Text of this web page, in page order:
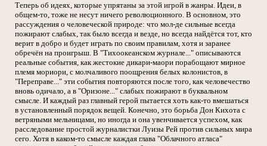
Теперь об идеях, которые упрятаны за этой игрой в жанры. Идеи, в
общем-то, тоже не несут ничего революционного. В основном, это
рассуждения о человеческой природе: что мол-де сильные всегда
пожирают слабых, так было всегда и везде, но всегда найдётся тот, кто
верит в добро и будет играть по своим правилам, хотя и заранее
обречён на проигрыш. В "Тихоокеанском журнале..." описываются
реальные события, как жестокие дикари-маори порабощают мирное
племя мориори, с молчаливого поощрения белых колонистов, в
"Переправе..." эти события повторяются после того, как человечество
вновь одичало, а в "Оризоне..." слабых пожирают в буквальном
смысле. И каждый раз главный герой пытается хоть как-то вмешаться
в установленный порядок вещей. Конечно, это борьба Дон Кихота с
ветряными мельницами, но иногда и она увенчивается успехом, как
расследование простой журналистки Луизы Рей против сильных мира
сего. Хотя в каком-то смысле каждая глава "Облачного атласа"